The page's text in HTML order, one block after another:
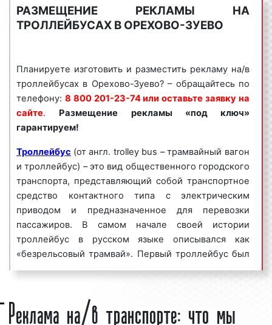
условия размещения рекламы на/в троллейбусах в
Орехово-Зуево и Московской области, выгодные
обращайтесь по телефону:
8 800 201-23-74
или оставьте заявку на сайте
.
Размещение
рекламы на/в троллейбусах «под ключ»
гарантируем!
Реклама на/в троллейбусах пользуется
спросомсреди представителей бизнеса.
Востребованность данного вида рекламы среди
бизнесменов объясняется целым рядом факторов:
высокаячастота контактов ;
массовый охват аудитории;
большое количество маршрутов;
разнообразие рекламных форматов;
непрерывное воздействие на целевую
аудиторию;
Реклама на/в троллейбусах в Орехово-Зуево
РАЗМЕЩЕНИЕ РЕКЛАМЫ НА
ТРОЛЛЕЙБУСАХ В ОРЕХОВО-ЗУЕВО
Планируете изготовить и разместить рекламу на/в
троллейбусах в Орехово-Зуево? – обращайтесь по
телефону: 8 800 201-23-74 или оставьте заявку на
сайте. Размещение рекламы «под ключ»
гарантируем!
Троллейбус (от англ. trolley bus – трамвайный вагон
и троллейбус) – это вид общественного городского
транспорта, представляющий собой транспортное
средство контактного типа с электрическим
приводом и предназначенное для перевозки
пассажиров. В самом начале своей истории
троллейбус в русском языке описывался как
«безрельсовый трамвай». Первый троллейбус был
создан в Германии инженером Вернером фон
Троллейбус, имеющий на борту два
тяговых двигателя – электрический и внутреннего
Реклама на/в транспорте: что мы